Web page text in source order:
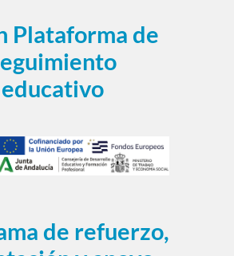
Plataforma de
educativo
de refuerzo,